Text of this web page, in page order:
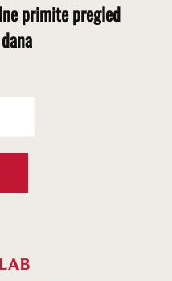
primite pregled